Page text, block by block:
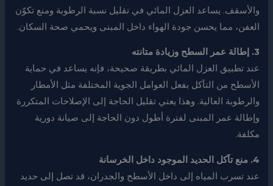
والأسقف. يساعد العزل المائي في تقليل نسبة الرطوبة ومنع تكوّن
العفن، مما يحسن جودة الهواء داخل المبنى ويحمي صحة السكان.
3. إطالة عمر السطح وزيادة متانته
عند تطبيق العزل المائي بطريقة صحيحة، فإنه يساعد في حماية
الأسطح من التآكل بفعل العوامل الجوية المختلفة مثل الأمطار
والرطوبة العالية. وهذا يعني تقليل الحاجة إلى الإصلاحات المتكررة
وإطالة عمر المبنى لفترة أطول دون الحاجة إلى صيانة دورية
مكلفة.
4. منع تآكل الحديد الموجود داخل الخرسانة
عند تسرب المياه إلى داخل الأسطح والجدران، قد تصل إلى حديد